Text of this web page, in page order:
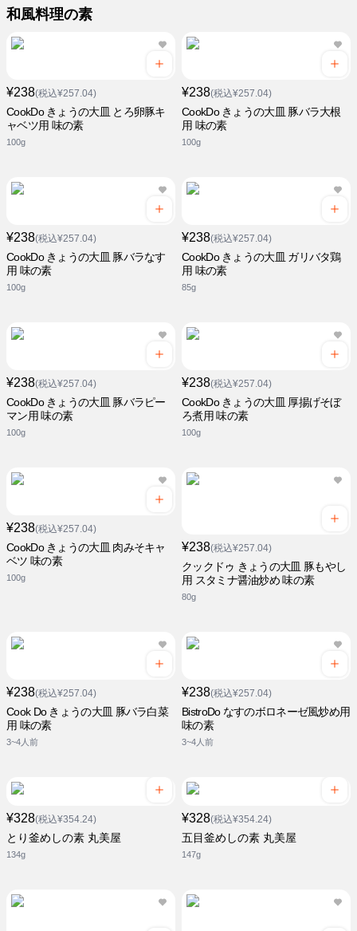
和風料理の素
¥238(税込¥257.04)
CookDo きょうの大皿 とろ卵豚キ
ャベツ用 味の素
100g
¥238(税込¥257.04)
CookDo きょうの大皿 豚バラ大根
用 味の素
100g
¥238(税込¥257.04)
CookDo きょうの大皿 豚バラなす
用 味の素
100g
¥238(税込¥257.04)
CookDo きょうの大皿 ガリバタ鶏
用 味の素
85g
¥238(税込¥257.04)
CookDo きょうの大皿 豚バラピー
マン用 味の素
100g
¥238(税込¥257.04)
CookDo きょうの大皿 厚揚げそぼ
ろ煮用 味の素
100g
¥238(税込¥257.04)
CookDo きょうの大皿 肉みそキャ
ベツ 味の素
100g
¥238(税込¥257.04)
クックドゥ きょうの大皿 豚もやし
用 スタミナ醤油炒め 味の素
80g
¥238(税込¥257.04)
Cook Do きょうの大皿 豚バラ白菜
用 味の素
3~4人前
¥238(税込¥257.04)
BistroDo なすのボロネーゼ風炒め用
味の素
3~4人前
¥328(税込¥354.24)
とり釜めしの素 丸美屋
134g
¥328(税込¥354.24)
五目釜めしの素 丸美屋
147g